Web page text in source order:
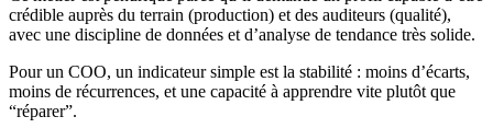
crédible auprès du terrain (production) et des auditeurs (qualité),
avec une discipline de données et d’analyse de tendance très solide.
Pour un COO, un indicateur simple est la stabilité : moins d’écarts,
moins de récurrences, et une capacité à apprendre vite plutôt que
“réparer”.